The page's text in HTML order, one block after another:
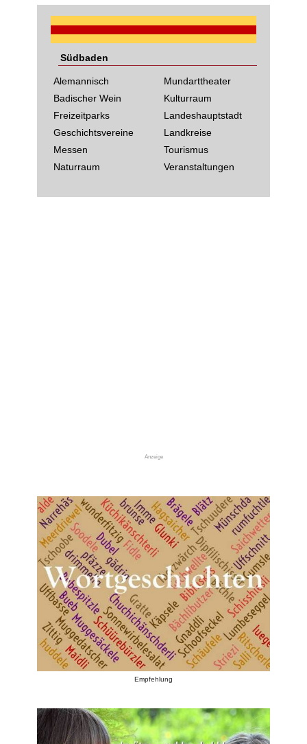
Südbaden
Alemannisch
Badischer Wein
Freizeitparks
Geschichtsvereine
Messen
Naturraum
Mundarttheater
Kulturraum
Landeshauptstadt
Landkreise
Tourismus
Veranstaltungen
Anzeige
Empfehlung